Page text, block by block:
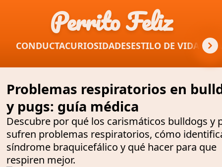
Perrito Feliz
CONDUCTACURIOSIDADESESTILO DE VIDA
Problemas respiratorios en
y pugs: guía médica
Descubre por qué los carismáticos bulldogs y
sufren problemas respiratorios, cómo
síndrome braquicefálico y qué hacer para que
respiren mejor.